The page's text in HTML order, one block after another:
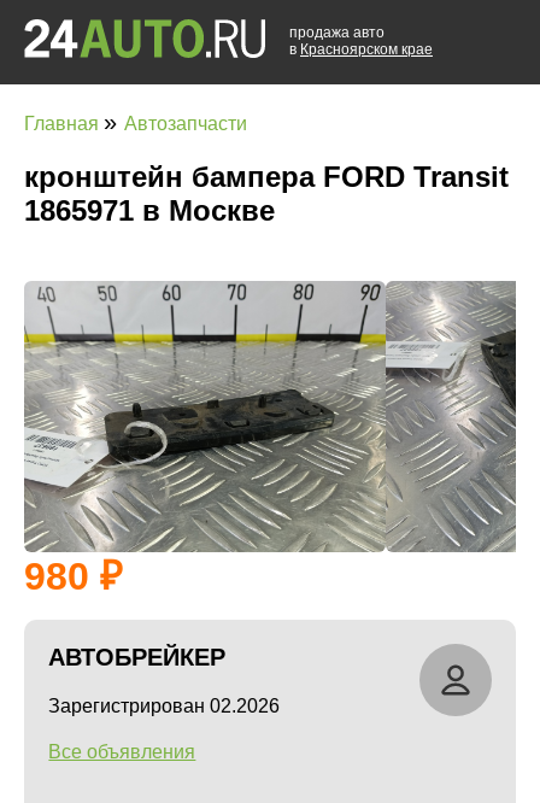
продажа авто
в Красноярском крае
Главная » Автозапчасти
кронштейн бампера FORD Transit
1865971 в Москве
980
АВТОБРЕЙКЕР
Зарегистрирован 02.2026
Все объявления